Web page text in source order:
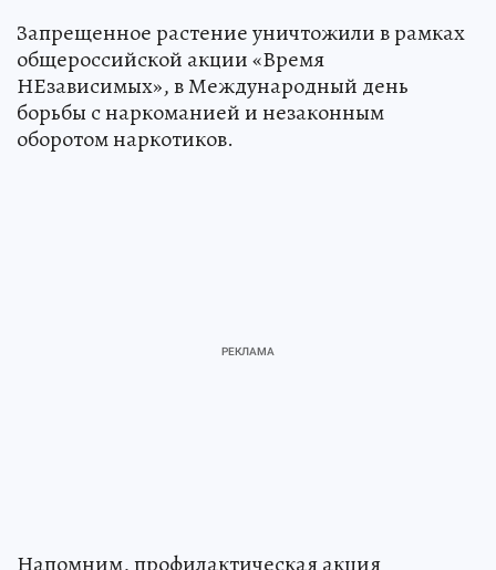
Запрещенное растение уничтожили в рамках
общероссийской акции «Время
НЕзависимых», в Международный день
борьбы с наркоманией и незаконным
оборотом наркотиков.
Напомним, профилактическая акция